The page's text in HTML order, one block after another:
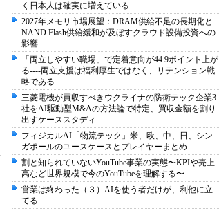
く日本人は確実に増えている
2027年メモリ市場展望：DRAM供給不足の長期化と
NAND Flash供給緩和が及ぼすクラウド設備投資への
影響
「両立しやすい職場」で定着意向が44.9ポイント上が
る----両立支援は福利厚生ではなく、リテンション戦
略である
三菱電機が買収すべきウクライナの防衛テック企業3
社をAI駆動型M&Aの方法論で特定、買収金額を割り
出すケーススタディ
フィジカルAI「物流テック」米、欧、中、日、シン
ガポールのユースケースとプレイヤーまとめ
割と知られていないYouTube事業の実態〜KPIや売上
高など世界規模で今のYouTubeを理解する〜
営業は終わった（３）AIを使う者だけが、利他に立
てる